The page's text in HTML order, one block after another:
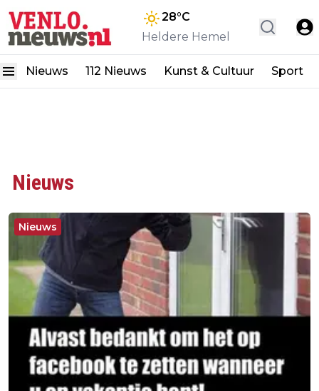
28°C
Heldere Hemel
Nieuws 112 Nieuws Kunst & Cultuur Sport
Nieuws
Nieuws